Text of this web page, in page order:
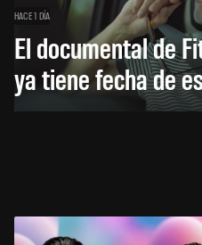
HACE 1 DÍA
El documental de
ya tiene fecha de